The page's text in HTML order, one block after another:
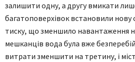
залишити одну, а другу вмикати
багатоповерхівок встановили
тиску, що зменшило навантаження
мешканців вода була вже
витрати зменшити на третину, і